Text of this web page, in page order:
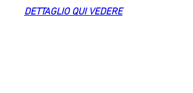
DETTAGLIO QUI VEDERE